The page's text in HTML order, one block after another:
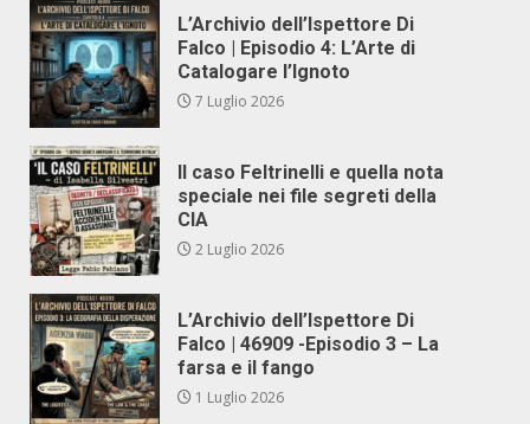
L’Archivio dell’Ispettore Di
Falco | Episodio 4: L’Arte di
Catalogare l’Ignoto
7 Luglio 2026
Il caso Feltrinelli e quella nota
speciale nei file segreti della
CIA
2 Luglio 2026
L’Archivio dell’Ispettore Di
Falco | 46909 -Episodio 3 – La
farsa e il fango
1 Luglio 2026